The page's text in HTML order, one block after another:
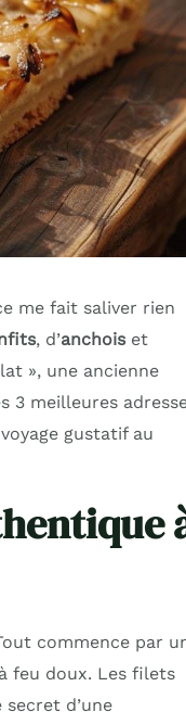
me fait saliver rien
, d’anchoiset
», une ancienne
3 meilleures
gustatif au
commence par
feu doux. Les filets
d’une